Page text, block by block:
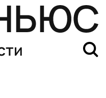
загорелись из-